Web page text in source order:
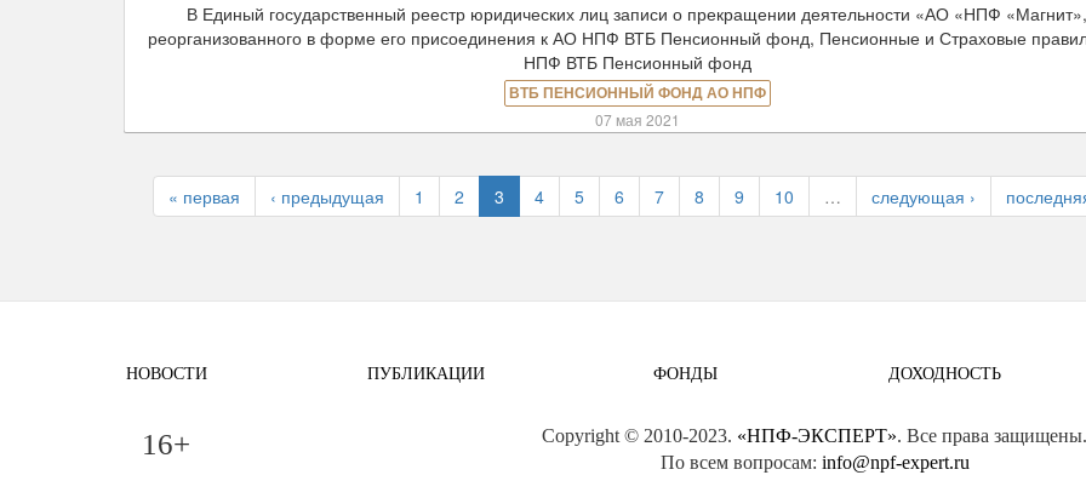
В Единый государственный реестр юридических лиц записи о прекращении деятельности «АО «НПФ «Магнит»,
реорганизованного в форме его присоединения к АО НПФ ВТБ Пенсионный фонд, Пенсионные и Страховые
НПФ ВТБ Пенсионный фонд
ВТБ ПЕНСИОННЫЙ ФОНД АО НПФ
07 мая 2021
« первая ‹ предыдущая 1 2 3 4 5 6 7 8 9 10 … следующая ›
НОВОСТИ ПУБЛИКАЦИИ ФОНДЫ ДОХОДНОСТЬ
16+ Copyright © 2010-2023. «НПФ-ЭКСПЕРТ». Все права защищены.
По всем вопросам: info@npf-expert.ru